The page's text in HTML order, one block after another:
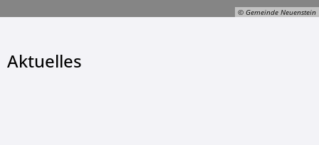
© Gemeinde Neuenstein
Aktuelles